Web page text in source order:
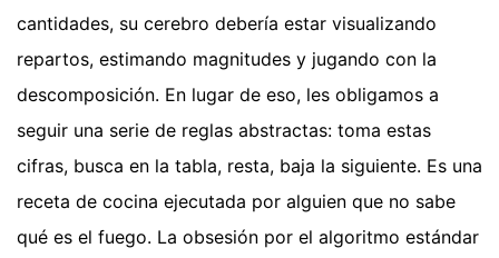
cantidades, su cerebro debería estar visualizando
repartos, estimando magnitudes y jugando con la
descomposición. En lugar de eso, les obligamos a
seguir una serie de reglas abstractas: toma estas
cifras, busca en la tabla, resta, baja la siguiente. Es una
receta de cocina ejecutada por alguien que no sabe
qué es el fuego. La obsesión por el algoritmo estándar